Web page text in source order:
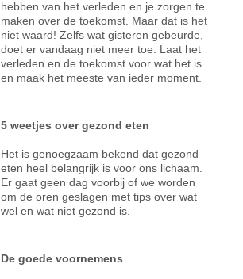
hebben van het verleden en je zorgen te
maken over de toekomst. Maar dat is het
niet waard! Zelfs wat gisteren gebeurde,
doet er vandaag niet meer toe. Laat het
verleden en de toekomst voor wat het is
en maak het meeste van ieder moment.
5 weetjes over gezond eten
Het is genoegzaam bekend dat gezond
eten heel belangrijk is voor ons lichaam.
Er gaat geen dag voorbij of we worden
om de oren geslagen met tips over wat
wel en wat niet gezond is.
De goede voornemens